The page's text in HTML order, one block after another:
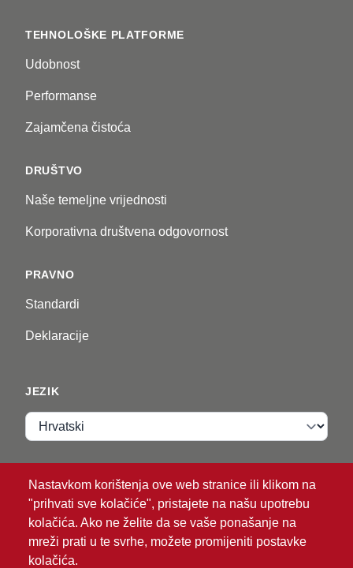
TEHNOLOŠKE PLATFORME
Udobnost
Performanse
Zajamčena čistoća
DRUŠTVO
Naše temeljne vrijednosti
Korporativna društvena odgovornost
PRAVNO
Standardi
Deklaracije
Nastavkom korištenja ove web stranice ili klikom na
"prihvati sve kolačiće", pristajete na našu upotrebu
kolačića. Ako ne želite da se vaše ponašanje na
mreži prati u te svrhe, možete promijeniti postavke
kolačića.
JEZIK
Jezik
Prijava